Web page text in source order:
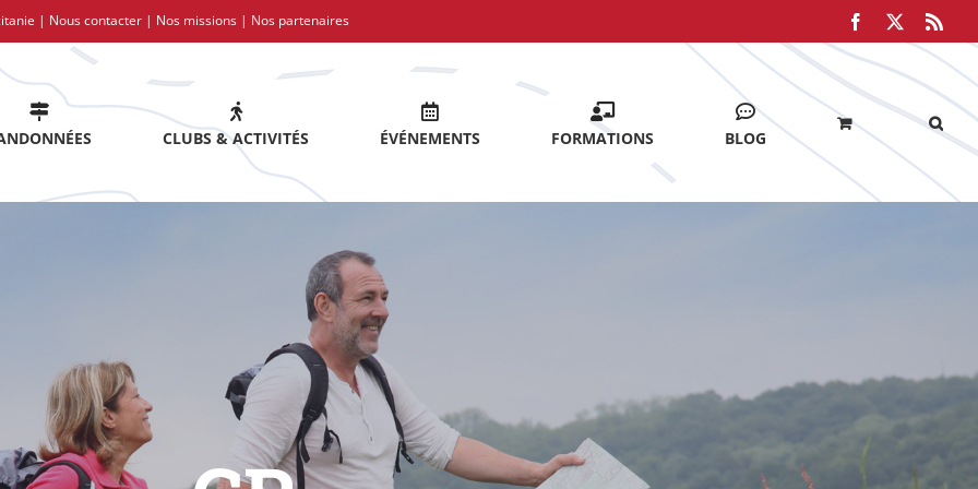
| Nous contacter | Nos missions | Nos partenaires Facebook
CLUBS & ACTIVITÉS ÉVÉNEMENTS FORMATIONS BLOG